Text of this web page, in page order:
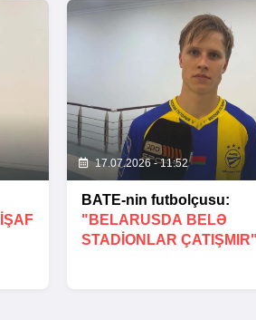
17.07.2026 - 11:52
BATE-nin futbolçusu:
"BELARUSDA BELƏ
STADIONLAR ÇATIŞMIR"